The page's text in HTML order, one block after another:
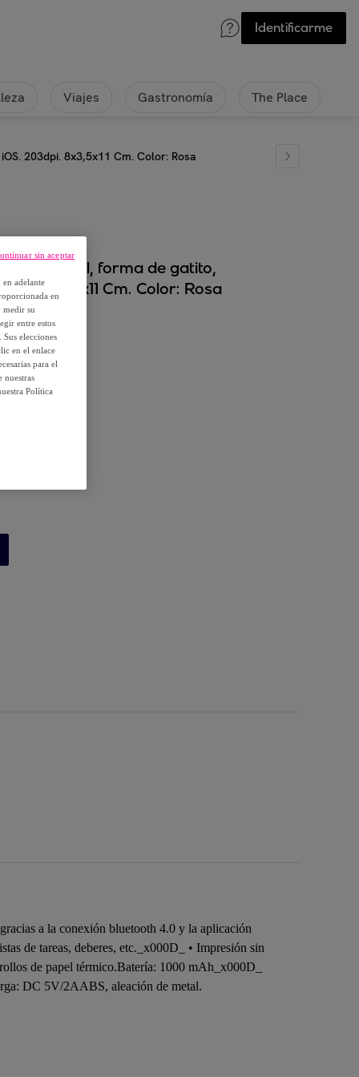
Identificarme
Viajes Gastronomía The Place
203dpi. 8x3,5x11 Cm. Color: Rosa
portátil, forma de gatito,
8x3,5x11 Cm. Color: Rosa
a la conexión bluetooth 4.0 y la aplicación
de tareas, deberes, etc._x000D_ • Impresión sin
de papel térmico.Batería: 1000 mAh_x000D_
DC 5V/2AABS, aleación de metal.
adelante
en
medir su
entre estos
elecciones
en el enlace
para el
nuestras
Política
sin aceptar